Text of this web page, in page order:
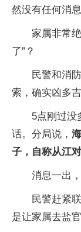
然没有任何消息
家属非常
了”？
民警和消
索，确实凶多
5点刚过没
话。分局说，
子，自称从江
消息一出
民警赶紧
是让家属去盐